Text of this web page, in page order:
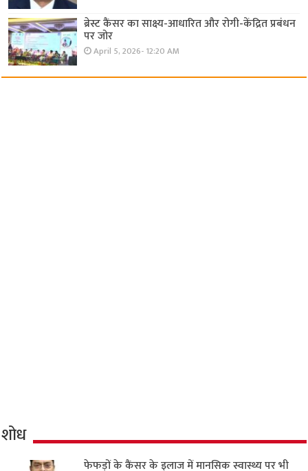
ब्रेस्ट कैंसर का साक्ष्य-आधारित और रोगी-केंद्रित प्रबंधन
पर जोर
April 5, 2026- 12:20 AM
शोध
फेफड़ों के कैंसर के इलाज में मानसिक स्वास्थ्य पर भी